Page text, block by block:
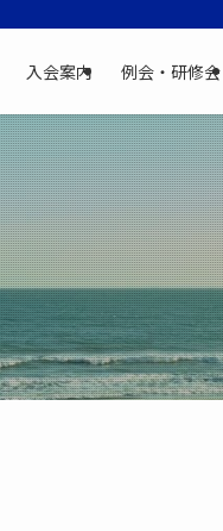
入会案内 例会・研修会